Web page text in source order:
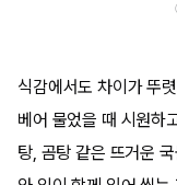
식감에서도 차이가 뚜
베어 물었을 때 시원하
탕, 곰탕 같은 뜨거운